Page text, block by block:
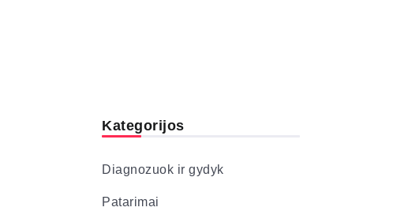
Kategorijos
Diagnozuok ir gydyk
Patarimai